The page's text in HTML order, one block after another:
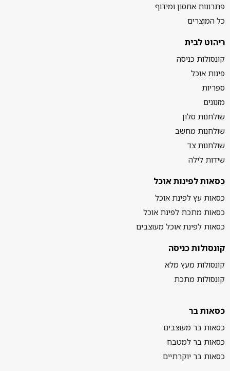
פתרונות אחסון ומידוף
כל המוצרים
ריהוט לבית
קונסולות כניסה
פינות אוכל
ספריות
מזנונים
שולחנות סלון
שולחנות מחשב
שולחנות צד
שידות לילה
כסאות לפינות אוכל
כסאות עץ לפינת אוכל
כסאות מתכת לפינת אוכל
כסאות לפינת אוכל מעוצבים
קונסולות כניסה
קונסולות מעץ מלא
קונסולות מתכת
כסאות בר
כסאות בר מעוצבים
כסאות בר למטבח
כסאות בר יוקרתיים